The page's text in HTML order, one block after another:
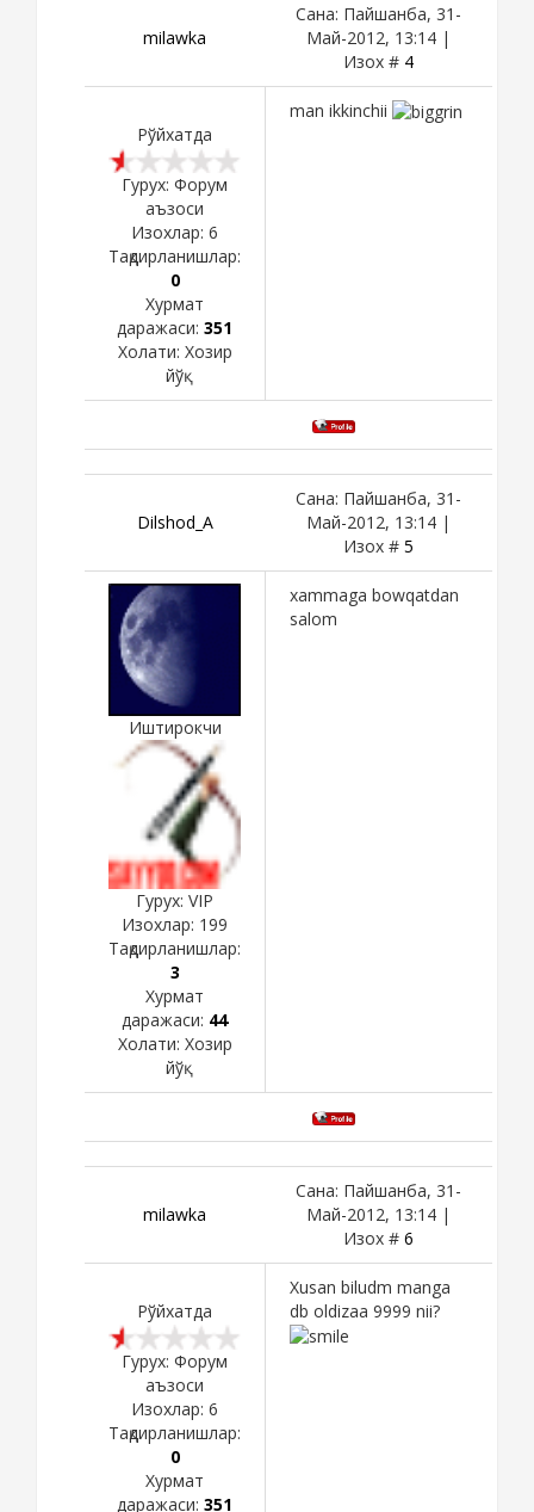
milawka
Сана: Пайшанба, 31-
Май-2012, 13:14 |
Изох # 4
Рўйхатда
Гурух: Форум
аъзоси
Изохлар: 6
Тақдирланишлар:
0
Хурмат
даражаси: 351
Холати: Хозир
йўқ
man ikkinchii
Dilshod_A
Сана: Пайшанба, 31-
Май-2012, 13:14 |
Изох # 5
Иштирокчи
Гурух: VIP
Изохлар: 199
Тақдирланишлар:
3
Хурмат
даражаси: 44
Холати: Хозир
йўқ
xammaga bowqatdan
salom
milawka
Сана: Пайшанба, 31-
Май-2012, 13:14 |
Изох # 6
Рўйхатда
Гурух: Форум
аъзоси
Изохлар: 6
Тақдирланишлар:
0
Хурмат
даражаси: 351
Xusan biludm manga
db oldizaa 9999 nii?